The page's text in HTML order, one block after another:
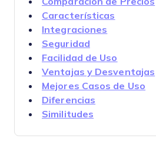
Características
Integraciones
Seguridad
Facilidad de Uso
Ventajas y Desventajas
Mejores Casos de Uso
Diferencias
Similitudes